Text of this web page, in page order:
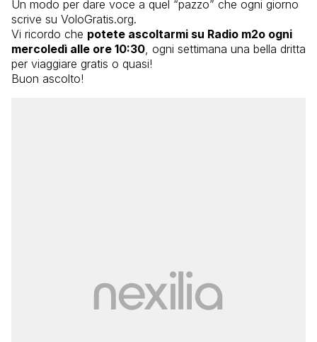
Un modo per dare voce a quel “pazzo” che ogni giorno
scrive su VoloGratis.org.
Vi ricordo che potete ascoltarmi su Radio m2o ogni
mercoledì alle ore 10:30 , ogni settimana una bella dritta
per viaggiare gratis o quasi!
Buon ascolto!